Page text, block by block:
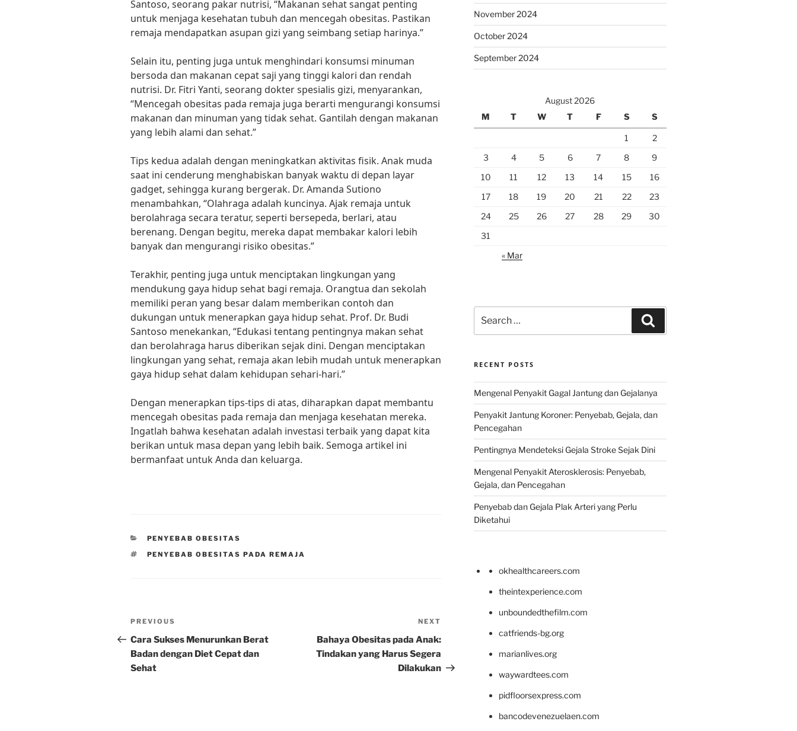
Santoso, seorang pakar nutrisi, “Makanan sehat sangat penting
untuk menjaga kesehatan tubuh dan mencegah obesitas. Pastikan
remaja mendapatkan asupan gizi yang seimbang setiap harinya.”
Selain itu, penting juga untuk menghindari konsumsi minuman
bersoda dan makanan cepat saji yang tinggi kalori dan rendah
nutrisi. Dr. Fitri Yanti, seorang dokter spesialis gizi, menyarankan,
“Mencegah obesitas pada remaja juga berarti mengurangi konsumsi
makanan dan minuman yang tidak sehat. Gantilah dengan makanan
yang lebih alami dan sehat.”
Tips kedua adalah dengan meningkatkan aktivitas fisik. Anak muda
saat ini cenderung menghabiskan banyak waktu di depan layar
gadget, sehingga kurang bergerak. Dr. Amanda Sutiono
menambahkan, “Olahraga adalah kuncinya. Ajak remaja untuk
berolahraga secara teratur, seperti bersepeda, berlari, atau
berenang. Dengan begitu, mereka dapat membakar kalori lebih
banyak dan mengurangi risiko obesitas.”
Terakhir, penting juga untuk menciptakan lingkungan yang
mendukung gaya hidup sehat bagi remaja. Orangtua dan sekolah
memiliki peran yang besar dalam memberikan contoh dan
dukungan untuk menerapkan gaya hidup sehat. Prof. Dr. Budi
Santoso menekankan, “Edukasi tentang pentingnya makan sehat
dan berolahraga harus diberikan sejak dini. Dengan menciptakan
lingkungan yang sehat, remaja akan lebih mudah untuk menerapkan
gaya hidup sehat dalam kehidupan sehari-hari.”
Dengan menerapkan tips-tips di atas, diharapkan dapat membantu
mencegah obesitas pada remaja dan menjaga kesehatan mereka.
Ingatlah bahwa kesehatan adalah investasi terbaik yang dapat kita
berikan untuk masa depan yang lebih baik. Semoga artikel ini
bermanfaat untuk Anda dan keluarga.
CATEGORIES
PENYEBAB OBESITAS
TAGS
PENYEBAB OBESITAS PADA REMAJA
Post
navigation
Previous
Post
PREVIOUS
Cara Sukses Menurunkan Berat
Badan dengan Diet Cepat dan
Sehat
Post
NEXT
Bahaya Obesitas pada Anak:
Tindakan yang Harus Segera
Dilakukan
November 2024
October 2024
September 2024
August 2026
M
T W T F S S
1
2
3
4 5 6 7 8
9
10
11 12 13 14 15
16
17
18 19 20 21 22
23
24
25 26 27 28 29
30
31
« Mar
for:
RECENT POSTS
Mengenal Penyakit Gagal Jantung dan Gejalanya
Penyakit Jantung Koroner: Penyebab, Gejala, dan
Pencegahan
Pentingnya Mendeteksi Gejala Stroke Sejak Dini
Mengenal Penyakit Aterosklerosis: Penyebab,
Gejala, dan Pencegahan
Penyebab dan Gejala Plak Arteri yang Perlu
Diketahui
okhealthcareers.com
theintexperience.com
unboundedthefilm.com
catfriends-bg.org
marianlives.org
waywardtees.com
pidfloorsexpress.com
bancodevenezuelaen.com